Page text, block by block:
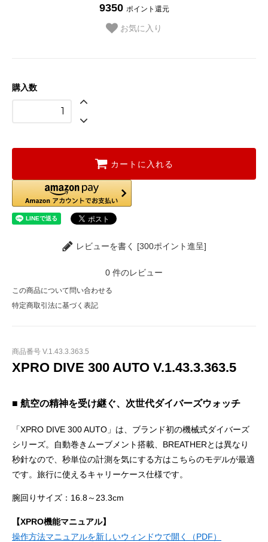
9350 ポイント還元
お気に入り
購入数
カートに入れる
レビューを書く [300ポイント進呈]
0 件のレビュー
この商品について問い合わせる
特定商取引法に基づく表記
商品番号 V.1.43.3.363.5
XPRO DIVE 300 AUTO V.1.43.3.363.5
■ 航空の精神を受け継ぐ、次世代ダイバーズウォッチ
「XPRO DIVE 300 AUTO」は、ブランド初の機械式ダイバーズ
シリーズ。自動巻きムーブメント搭載、BREATHERとは異なり
秒針なので、秒単位の計測を気にする方はこちらのモデルが最適
です。旅行に使えるキャリーケース仕様です。
腕回りサイズ：16.8～23.3cm
【XPRO機能マニュアル】
操作方法マニュアルを新しいウィンドウで開く（PDF）